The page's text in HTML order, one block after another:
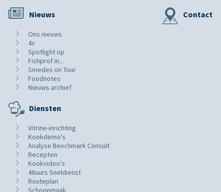
Nieuws
Ons nieuws
4x
Spotlight op
Fishprof in...
Smedes on Tour
Foodnotes
Nieuws archief
Diensten
Vitrine-inrichting
Kookdemo's
Analyse Benchmark Consult
Recepten
Kookvideo's
48uurs Sneldienst
Routeplan
Schoonmaak
Contact